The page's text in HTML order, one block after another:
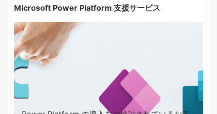
Microsoft Power Platform 支援サービス